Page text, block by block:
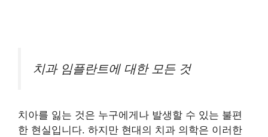
치과 임플란트에 대한 모든 것
치아를 잃는 것은 누구에게나 발생할 수 있는 불편
한 현실입니다. 하지만 현대의 치과 의학은 이러한